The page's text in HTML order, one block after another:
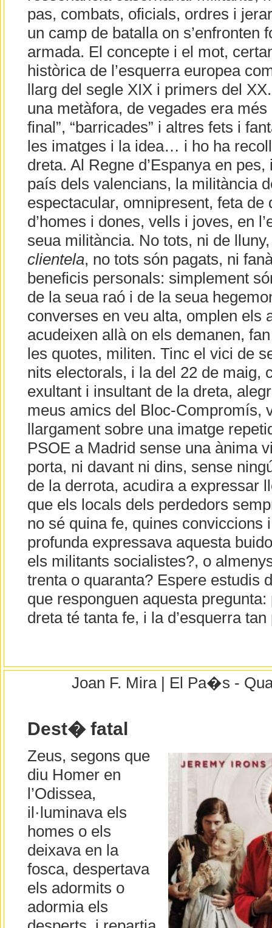
pas, combats, oficials, ordres i
un camp de batalla on s’enfronten
armada. El concepte i el mot,
històrica de l’esquerra europea
llarg del segle XIX i primers del
una metàfora, de vegades era més
final”, “barricades” i altres fets i
les imatges i la idea… i ho ha
dreta. Al Regne d’Espanya en
país dels valencians, la militància
espectacular, omnipresent, feta de
d’homes i dones, vells i joves, en
seua militància. No tots, ni de
clientela, no tots són pagats, ni
beneficis personals: simplement
de la seua raó i de la seua
converses en veu alta, omplen els
acudeixen allà on els demanen,
les quotes, militen. Tinc el vici de
nits electorals, i la del 22 de maig,
exultant i insultant de la dreta,
meus amics del Bloc-Compromís,
llargament sobre una imatge
PSOE a Madrid sense una ànima
porta, ni davant ni dins, sense
de la derrota, acudira a expressar
que els locals dels perdedors
no sé quina fe, quines conviccions
profunda expressava aquesta
els militants socialistes?, o
trenta o quaranta? Espere estudis
que responguen aquesta
dreta té tanta fe, i la d’esquerra tan
Joan F. Mira | El Pa�s -
Dest� fatal
Zeus, segons que
diu Homer en
l’Odissea,
il·luminava els
homes o els
deixava en la
fosca, despertava
els adormits o
adormia els